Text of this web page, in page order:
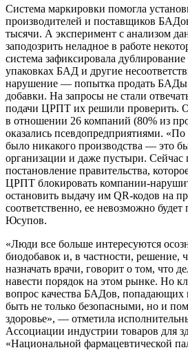
Система маркировки помогла
производителей и поставщиков
тысячи. А эксперимент с анализом
заподозрить неладное в работе
система зафиксировала
упаковках БАД и другие
нарушение — попытка продать
добавки. На запросы не стали
подачи ЦРПТ их решили проверить.
в отношении 26 компаний (80% из
оказались псевдопредприятиями.
было никакого производства — это
организации и даже пустыри. Сейчас
постановление правительства,
ЦРПТ блокировать компании-
остановить выдачу им QR-кодов на
соответственно, ее невозможно
Юсупов.
«Люди все больше интересуются
биодобавок и, в частности,
назначать врачи, говорит о том, что
навести порядок на этом рынке. Но
вопрос качества БАДов,
быть не только безопасными, но и
здоровье», — отметила
Ассоциации индустрии товаров для
«Национальной фармацевтической